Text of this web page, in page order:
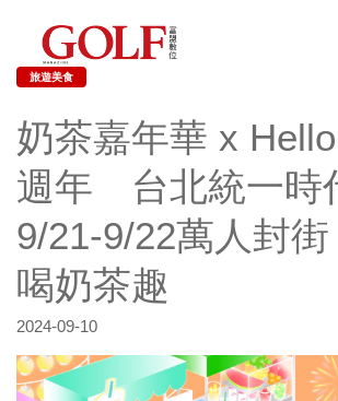
旅遊美食
奶茶嘉年華 x
週年 台北統一時
9/21-9/22萬人封
喝奶茶趣
2024-09-10